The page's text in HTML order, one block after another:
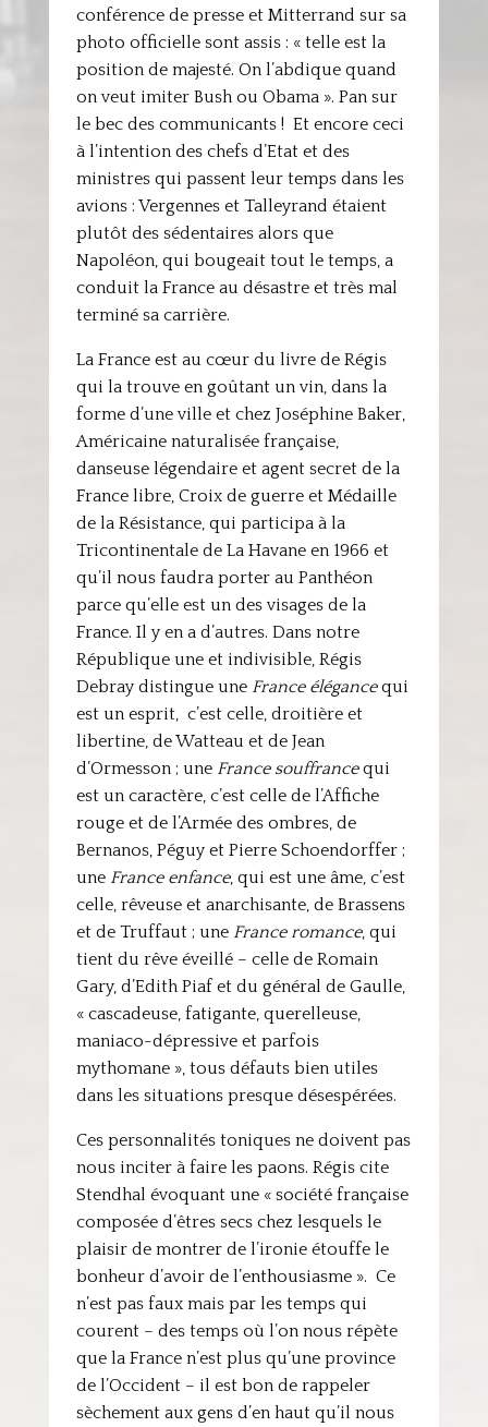
conférence de presse et Mitterrand sur sa
photo officielle sont assis : « telle est la
position de majesté. On l’abdique quand
on veut imiter Bush ou Obama ». Pan sur
le bec des communicants ! Et encore ceci
à l’intention des chefs d’Etat et des
ministres qui passent leur temps dans les
avions : Vergennes et Talleyrand étaient
plutôt des sédentaires alors que
Napoléon, qui bougeait tout le temps, a
conduit la France au désastre et très mal
terminé sa carrière.
La France est au cœur du livre de Régis
qui la trouve en goûtant un vin, dans la
forme d’une ville et chez Joséphine Baker,
Américaine naturalisée française,
danseuse légendaire et agent secret de la
France libre, Croix de guerre et Médaille
de la Résistance, qui participa à la
Tricontinentale de La Havane en 1966 et
qu’il nous faudra porter au Panthéon
parce qu’elle est un des visages de la
France. Il y en a d’autres. Dans notre
République une et indivisible, Régis
Debray distingue une France élégancequi
est un esprit, c’est celle, droitière et
libertine, de Watteau et de Jean
d’Ormesson ; une France souffrancequi
est un caractère, c’est celle de l’Affiche
rouge et de l’Armée des ombres, de
Bernanos, Péguy et Pierre Schoendorffer ;
une France enfance, qui est une âme, c’est
celle, rêveuse et anarchisante, de Brassens
et de Truffaut ; une France romance, qui
tient du rêve éveillé – celle de Romain
Gary, d’Edith Piaf et du général de Gaulle,
« cascadeuse, fatigante, querelleuse,
maniaco-dépressive et parfois
mythomane », tous défauts bien utiles
dans les situations presque désespérées.
Ces personnalités toniques ne doivent pas
nous inciter à faire les paons. Régis cite
Stendhal évoquant une « société française
composée d’êtres secs chez lesquels le
plaisir de montrer de l’ironie étouffe le
bonheur d’avoir de l’enthousiasme ». Ce
n’est pas faux mais par les temps qui
courent – des temps où l’on nous répète
que la France n’est plus qu’une province
de l’Occident – il est bon de rappeler
sèchement aux gens d’en haut qu’il nous